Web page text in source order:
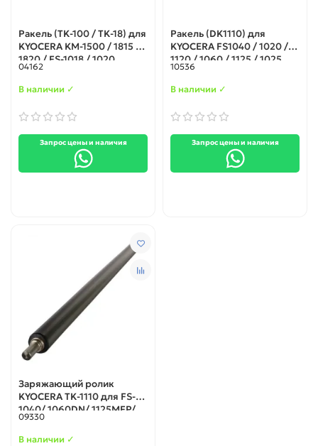
Ракель (TK-100 / TK-18) для
KYOCERA KM-1500 / 1815 /
1820 / FS-1018 / 1020
04162
В наличии ✓
Запрос цены и наличия
Ракель (DK1110) для
KYOCERA FS1040 / 1020 /
1120 / 1060 / 1125 / 1025
10536
В наличии ✓
Запрос цены и наличия
Заряжающий ролик
KYOCERA TK-1110 для FS-
1040/ 1060DN/ 1125MFP/
1120MFP/ 1025MFP/
1020MFP
09330
В наличии ✓